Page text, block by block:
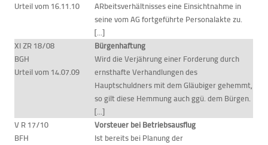
Urteil vom 16.11.10
ARbeitsverhältnisses eine Einsichtnahme in
seine vom AG fortgeführte Personalakte zu.
[...]
XI ZR 18/08
BGH
Urteil vom 14.07.09
Bürgenhaftung
Wird die Verjährung einer Forderung durch
ernsthafte Verhandlungen des
Hauptschuldners mit dem Gläubiger gehemmt,
so gilt diese Hemmung auch ggü. dem Bürgen.
[...]
V R 17/10
BFH
Vorsteuer bei Betriebsausflug
Ist bereits bei Planung der